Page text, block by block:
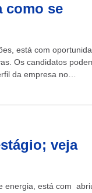
como se
está com
Os candidatos
da empresa no
veja
energia, está com